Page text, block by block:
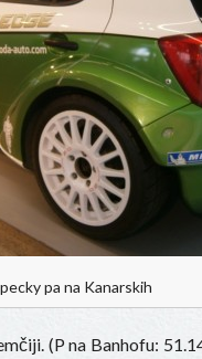
pa na Kanarskih
(P na Banhofu: